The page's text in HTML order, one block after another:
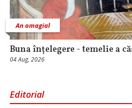
An omagial
Buna înțelegere - temelie a
04 Aug, 2026
Editorial